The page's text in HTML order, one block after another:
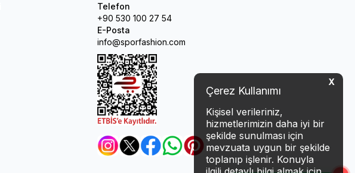
X
Çerez Kullanımı
Kişisel verileriniz,
hizmetlerimizin daha iyi bir
şekilde sunulması için
mevzuata uygun bir şekilde
toplanıp işlenir. Konuyla
Telefon
+90 530 100 27 54
E-Posta
info@sporfashion.com
Instagram
TwitterFacebookWhatsappPinterest